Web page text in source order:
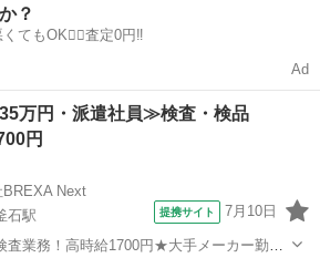
？
てもOK🙆‍♀️査定0円‼️
Ad
万円・派遣社員≫検査・検品
円
Next
石駅
提携サイト 7月10日
査業務！高時給1700円★大手メーカー勤